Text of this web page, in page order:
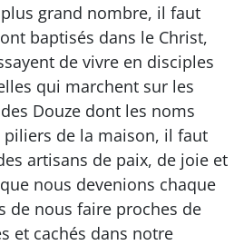
grand nombre, il faut
baptisés dans le Christ,
de vivre en disciples
qui marchent sur les
Douze dont les noms
de la maison, il faut
artisans de paix, de joie et
nous devenions chaque
de nous faire proches de
et cachés dans notre